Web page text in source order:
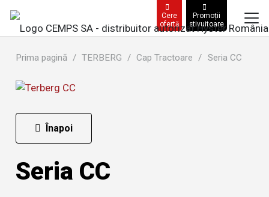
Cere
ofertă
Promoții
stivuitoare
Prima pagină / TERBERG / Cap Tractoare / Seria CC
Înapoi
Seria CC